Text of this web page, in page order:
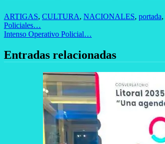
ARTIGAS, CULTURA, NACIONALES, portada,
Navegación
de
entradas
Policiales…
Intenso Operativo Policial…
Entradas relacionadas